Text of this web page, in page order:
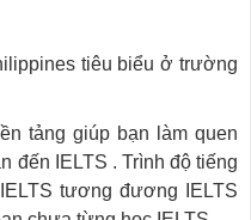
tiêu biểu ở trường
tảng giúp bạn làm quen
đến IELTS . Trình độ tiếng
tương đương IELTS